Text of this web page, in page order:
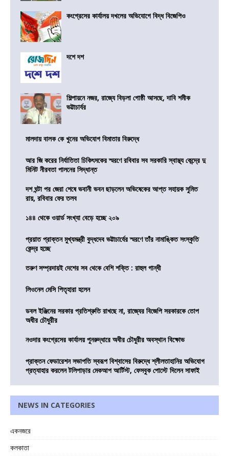
কংগ্রেসের কার্যালয় দখলের অভিযোগে বিদ্ধ বিজেপিও
দশে দশ
শিল্পায়নে নজর, রাজ্যে বিড়লা গোষ্ঠী আসছে, দাবি শমীক
ভট্টাচার্যর
মালদায় বালক কে খুনের অভিযোগ বিমাতার বিরুদ্ধে
আর জি করের নির্যাতিতা চিকিৎসকের স্মরণে রবিবার সব সরকারি স্বাস্থ্য কেন্দ্রে দু
মিনিট নীরবতা পালনের সিদ্ধান্ত
দশ ঘন্টা পর জেরা শেষে ভবানী ভবন ছাড়লেন অভিষেকের আপ্ত সহায়ক সুমিত
রায়, রবিবার ফের তলব
১৪৪ থেকে ওয়ার্ড সংখ্যা বেড়ে হচ্ছে ২০৯
প্রয়াত প্রাক্তন মুখ্যমন্ত্রী বুদ্ধদেব ভট্টাচার্যের স্মরণে তাঁর নামাঙ্কিত সংস্কৃতি
কেন্দ্র হচ্ছে
তরুণ সম্প্রদায়ই দেশের সব থেকে বেশি শক্তি : রাহুল গান্ধী
লিওনেল মেসি পিতৃহারা হলেন
ডবল ইঞ্জিনের সরকার প্রতিশ্রুতি রাখছে না, রাজ্যের বিজেপি সরকারকে তোপ
অধীর চৌধুরীর
নওদার কংগ্রেসের কার্যালয় পুনরুদ্ধারে অধীর চৌধুরীর অবস্থান বিক্ষোভ
প্রাক্তন ফেডারেশন সভাপতি স্বরূপ বিশ্বাসের বিরুদ্ধে শ্লীলতাহানির অভিযোগ
প্রত্যাহার করলেন টলিপাড়ার মেকআপ আর্টিস্ট, ফেসবুক পোস্টে দিলেন সাফাই
NEWS IN CATEGORIES
একনজরে
কলকাতা